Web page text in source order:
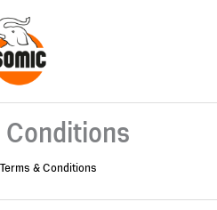
Terms & Conditions